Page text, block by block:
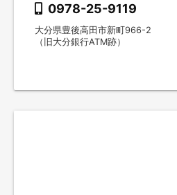
0978-25-9119
大分県豊後高田市新町966-2
（旧大分銀行ATM跡）